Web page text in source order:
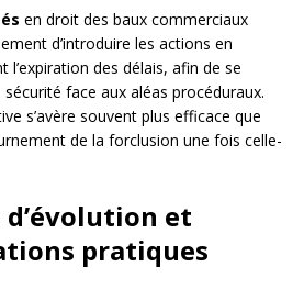
en droit des baux commerciaux
d’introduire les actions en
l’expiration des délais, afin de se
face aux aléas procéduraux.
s’avère souvent plus efficace que
de la forclusion une fois celle-
et
pratiques